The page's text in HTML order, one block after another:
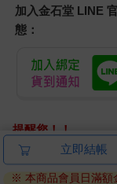
加入金石堂 LINE
態：
提醒您！！
金石堂及銀行均不
ATM提款機，請不
立即結帳
※ 本商品會員日滿額